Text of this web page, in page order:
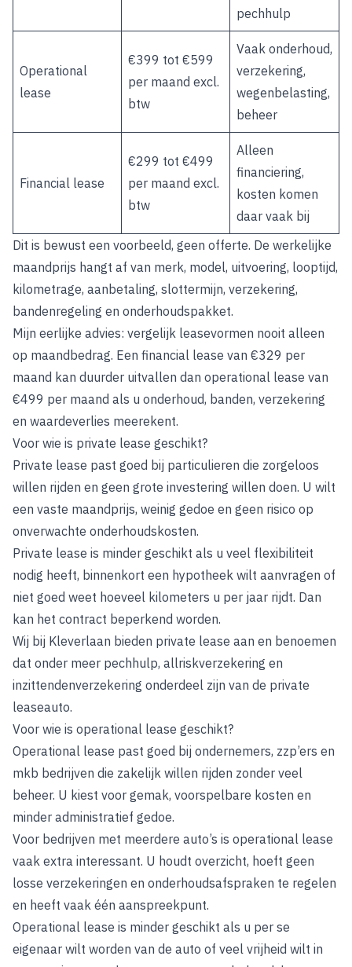
pechhulp
Operational
lease
€399 tot €599
per maand excl.
btw
Vaak onderhoud,
verzekering,
wegenbelasting,
beheer
Financial lease
€299 tot €499
per maand excl.
btw
Alleen
financiering,
kosten komen
daar vaak bij
Dit is bewust een voorbeeld, geen offerte. De werkelijke
maandprijs hangt af van merk, model, uitvoering, looptijd,
kilometrage, aanbetaling, slottermijn, verzekering,
bandenregeling en onderhoudspakket.
Mijn eerlijke advies: vergelijk leasevormen nooit alleen
op maandbedrag. Een financial lease van €329 per
maand kan duurder uitvallen dan operational lease van
€499 per maand als u onderhoud, banden, verzekering
en waardeverlies meerekent.
Voor wie is private lease geschikt?
Private lease past goed bij particulieren die zorgeloos
willen rijden en geen grote investering willen doen. U wilt
een vaste maandprijs, weinig gedoe en geen risico op
onverwachte onderhoudskosten.
Private lease is minder geschikt als u veel flexibiliteit
nodig heeft, binnenkort een hypotheek wilt aanvragen of
niet goed weet hoeveel kilometers u per jaar rijdt. Dan
kan het contract beperkend worden.
Wij bij Kleverlaan bieden private lease aan en benoemen
dat onder meer pechhulp, allriskverzekering en
inzittendenverzekering onderdeel zijn van de private
leaseauto.
Voor wie is operational lease geschikt?
Operational lease past goed bij ondernemers, zzp’ers en
mkb bedrijven die zakelijk willen rijden zonder veel
beheer. U kiest voor gemak, voorspelbare kosten en
minder administratief gedoe.
Voor bedrijven met meerdere auto’s is operational lease
vaak extra interessant. U houdt overzicht, hoeft geen
losse verzekeringen en onderhoudsafspraken te regelen
en heeft vaak één aanspreekpunt.
Operational lease is minder geschikt als u per se
eigenaar wilt worden van de auto of veel vrijheid wilt in